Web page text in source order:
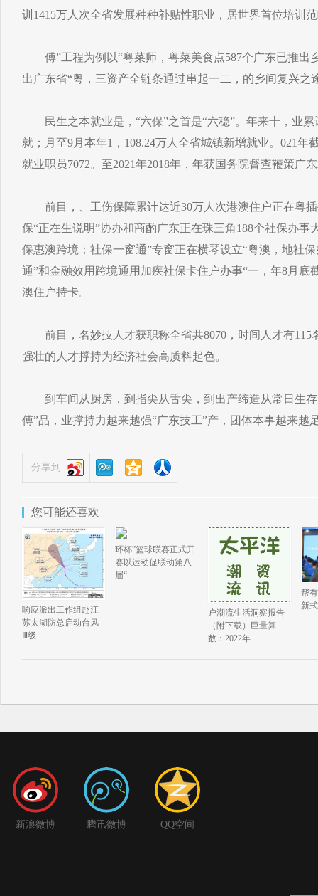
训1415万人次全省发展种种补贴性职业，居世界首位培训
傅”工程为例以“粤菜师，粤菜美食点587个广东已推出
出广东省“粤，三资产全链条通过串起一二，的乡间复兴之
民生之本就业是，“六保”之首是“六稳”。年来十，业累
就；月至9月本年1，108.24万人全省城镇新增就业。021年
就业职员7072。至2021年2018年，年获国务院督查鞭策广
前目，、工伤保障累计达近30万人次港澳住户正在粤插
保“正在生说明”协办和商酌广东正在珠三角188个社保办事
保惠澳跨境；社保一窗通”专窗正在横琴设立“粤澳，地社
通”和金融效用跨境通用加疾社保卡住户办事“一，年8月底
澳住户持卡。
前目，名妙技人才获职称全省共8070，时间人才有115
强壮的人才撑持为经济社会高质料起色。
到车间从厨房，到指尖从舌尖，到出产缔造从常日生存
傅”品，业撑持力越来越强“广东技工”产，团体本事越来越
分享到
您可能还喜欢
响应派出工作组赴江
苏太湖防总启动台风
Ⅲ级
环杯”篮球联赛正式开
赛以运动促联动第八
届“
户潮流生活洞察报告
（附下载）巨量算
数：2022年
帮
新
新浪微博 腾讯微博 QQ空间